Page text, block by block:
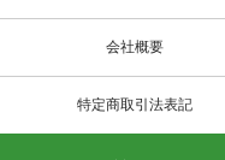
会社概要
特定商取引法表記